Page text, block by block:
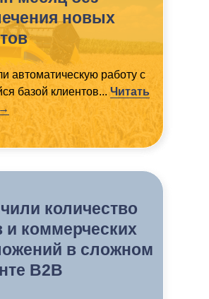
новых
автоматическую работу с
базой клиентов...Читать
количество
и коммерческих
в сложном
B2B